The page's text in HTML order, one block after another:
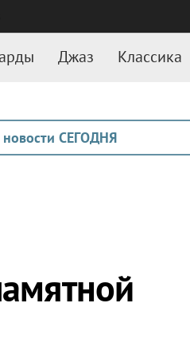
Джаз Классика
СЕГОДНЯ